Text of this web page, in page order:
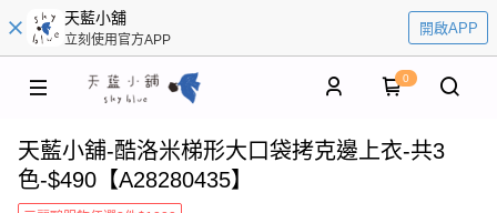
天藍小舖
立刻使用官方APP
開啟APP
0
天藍小舖-酷洛米梯形大口袋拷克邊上衣-共3
色-$490【A28280435】